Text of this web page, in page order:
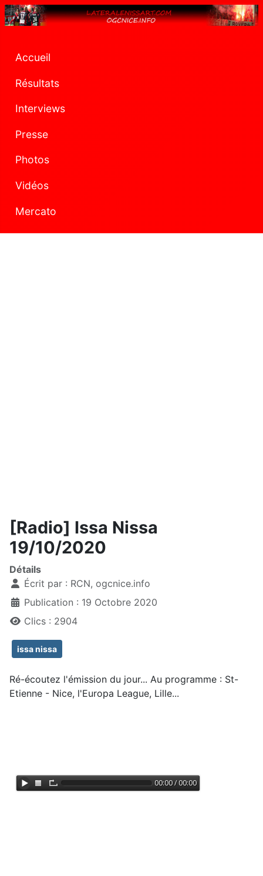
Accueil
Résultats
Interviews
Presse
Photos
Vidéos
Mercato
[Radio] Issa Nissa
19/10/2020
Détails
Écrit par : RCN, ogcnice.info
Publication : 19 Octobre 2020
Clics : 2904
issa nissa
Ré-écoutez l'émission du jour... Au programme : St-
Etienne - Nice, l'Europa League, Lille...